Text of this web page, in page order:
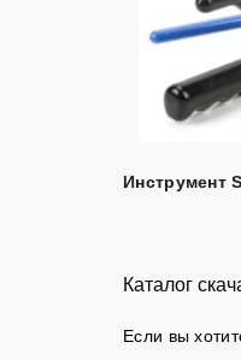
Инструмент
Каталог
Если вы